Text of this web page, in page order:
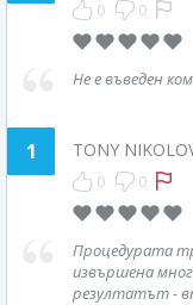
0 0
Не е въведен
1 TONY
0 0
Процедурата
извършена
резултатът -